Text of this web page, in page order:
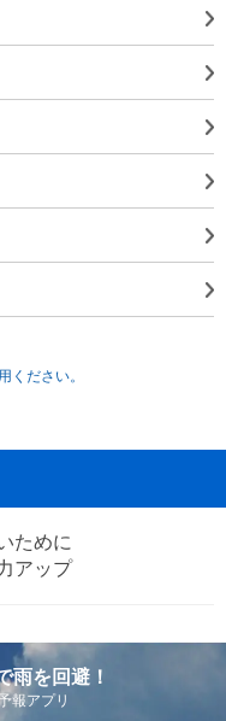
ください。
ために
アップ
雨を回避！
報アプリ